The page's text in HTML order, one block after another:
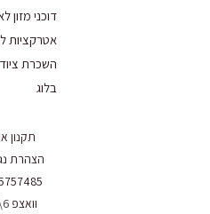
דוכני מזון
אטרקציות
השכרת ציוד
בלוג
תקנון
הצהרת
וואצפ 6\24